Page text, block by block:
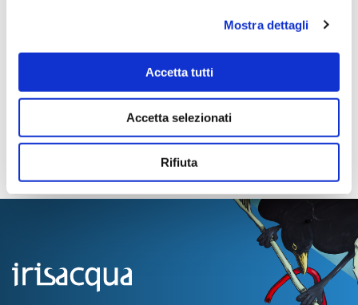
Mostra dettagli
Accetta tutti
Accetta selezionati
Rifiuta
Pagina aggiornata il 04/03/2021